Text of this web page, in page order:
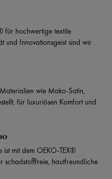
für hochwertige textile
und Innovationsgeist sind wir
wie Mako-Satin,
für luxuriösen Komfort und
ist mit dem OEKO-TEX®
schadstofffreie, hautfreundliche